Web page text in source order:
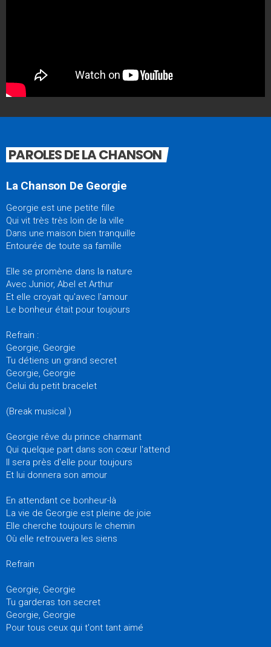
PAROLES DE LA CHANSON
La Chanson De Georgie
Georgie est une petite fille
Qui vit très très loin de la ville
Dans une maison bien tranquille
Entourée de toute sa famille
Elle se promène dans la nature
Avec Junior, Abel et Arthur
Et elle croyait qu'avec l'amour
Le bonheur était pour toujours
Refrain :
Georgie, Georgie
Tu détiens un grand secret
Georgie, Georgie
Celui du petit bracelet
(Break musical )
Georgie rêve du prince charmant
Qui quelque part dans son cœur l'attend
Il sera près d'elle pour toujours
Et lui donnera son amour
En attendant ce bonheur-là
La vie de Georgie est pleine de joie
Elle cherche toujours le chemin
Où elle retrouvera les siens
Refrain
Georgie, Georgie
Tu garderas ton secret
Georgie, Georgie
Pour tous ceux qui t'ont tant aimé